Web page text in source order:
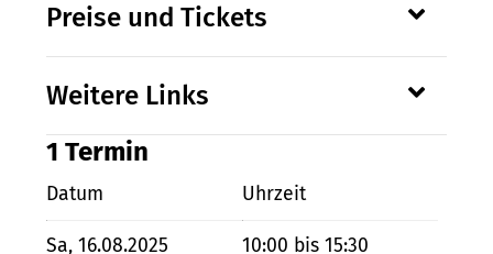
Preise und Tickets
Weitere Links
1 Termin
Datum
Sa, 16.08.2025
Uhrzeit
10:00 bis 15:30